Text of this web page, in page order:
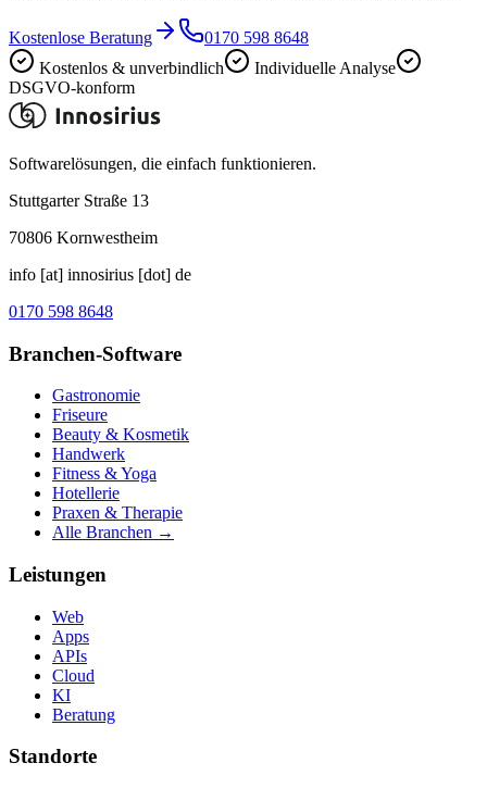
Kostenlose Beratung
0170 598 8648
Kostenlos & unverbindlich
Individuelle Analyse
DSGVO-konform
Softwarelösungen, die einfach funktionieren.
Stuttgarter Straße 13
70806 Kornwestheim
info [at] innosirius [dot] de
0170 598 8648
Branchen-Software
Gastronomie
Friseure
Beauty & Kosmetik
Handwerk
Fitness & Yoga
Hotellerie
Praxen & Therapie
Alle Branchen →
Leistungen
Web
Apps
APIs
Cloud
KI
Beratung
Standorte